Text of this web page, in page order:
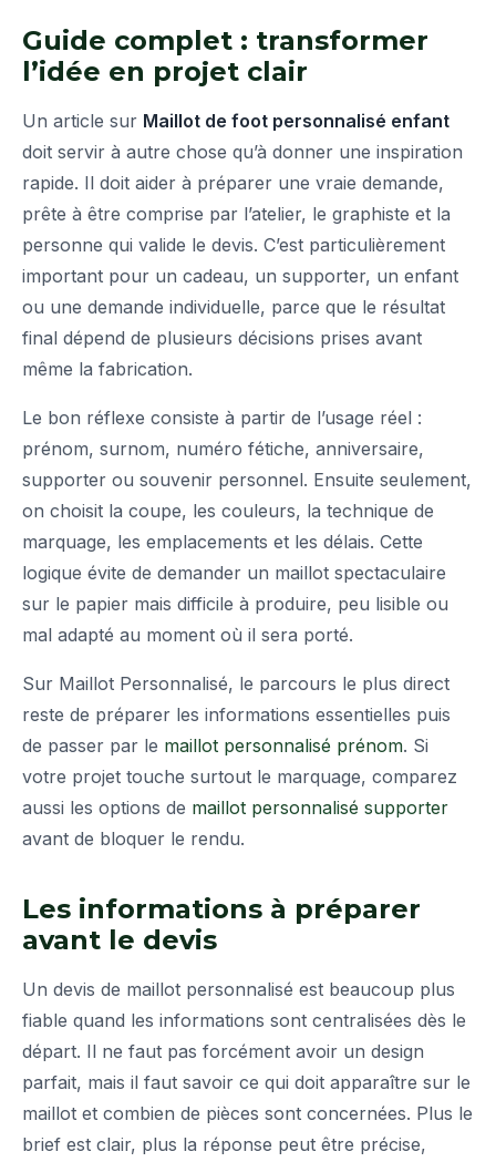
Guide complet : transformer
l’idée en projet clair
Un article sur Maillot de foot personnalisé enfant
doit servir à autre chose qu’à donner une inspiration
rapide. Il doit aider à préparer une vraie demande,
prête à être comprise par l’atelier, le graphiste et la
personne qui valide le devis. C’est particulièrement
important pour un cadeau, un supporter, un enfant
ou une demande individuelle, parce que le résultat
final dépend de plusieurs décisions prises avant
même la fabrication.
Le bon réflexe consiste à partir de l’usage réel :
prénom, surnom, numéro fétiche, anniversaire,
supporter ou souvenir personnel. Ensuite seulement,
on choisit la coupe, les couleurs, la technique de
marquage, les emplacements et les délais. Cette
logique évite de demander un maillot spectaculaire
sur le papier mais difficile à produire, peu lisible ou
mal adapté au moment où il sera porté.
Sur Maillot Personnalisé, le parcours le plus direct
reste de préparer les informations essentielles puis
de passer par le maillot personnalisé prénom. Si
votre projet touche surtout le marquage, comparez
aussi les options de maillot personnalisé supporter
avant de bloquer le rendu.
Les informations à préparer
avant le devis
Un devis de maillot personnalisé est beaucoup plus
fiable quand les informations sont centralisées dès le
départ. Il ne faut pas forcément avoir un design
parfait, mais il faut savoir ce qui doit apparaître sur le
maillot et combien de pièces sont concernées. Plus le
brief est clair, plus la réponse peut être précise,